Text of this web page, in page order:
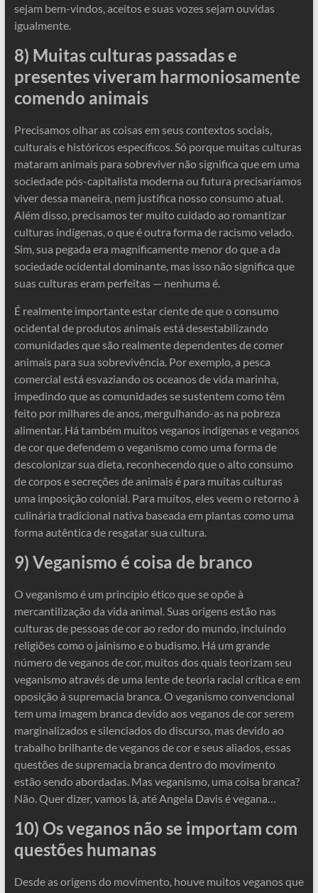
sejam bem-vindos, aceitos e suas vozes sejam ouvidas
igualmente.
8) Muitas culturas passadas e
presentes viveram harmoniosamente
comendo animais
Precisamos olhar as coisas em seus contextos sociais,
culturais e históricos específicos. Só porque muitas culturas
mataram animais para sobreviver não significa que em uma
sociedade pós-capitalista moderna ou futura precisaríamos
viver dessa maneira, nem justifica nosso consumo atual.
Além disso, precisamos ter muito cuidado ao romantizar
culturas indígenas, o que é outra forma de racismo velado.
Sim, sua pegada era magnificamente menor do que a da
sociedade ocidental dominante, mas isso não significa que
suas culturas eram perfeitas — nenhuma é.
É realmente importante estar ciente de que o consumo
ocidental de produtos animais está desestabilizando
comunidades que são realmente dependentes de comer
animais para sua sobrevivência. Por exemplo, a pesca
comercial está esvaziando os oceanos de vida marinha,
impedindo que as comunidades se sustentem como têm
feito por milhares de anos, mergulhando-as na pobreza
alimentar. Há também muitos veganos indígenas e veganos
de cor que defendem o veganismo como uma forma de
descolonizar sua dieta, reconhecendo que o alto consumo
de corpos e secreções de animais é para muitas culturas
uma imposição colonial. Para muitos, eles veem o retorno à
culinária tradicional nativa baseada em plantas como uma
forma autêntica de resgatar sua cultura.
9) Veganismo é coisa de branco
O veganismo é um princípio ético que se opõe à
mercantilização da vida animal. Suas origens estão nas
culturas de pessoas de cor ao redor do mundo, incluindo
religiões como o jainismo e o budismo. Há um grande
número de veganos de cor, muitos dos quais teorizam seu
veganismo através de uma lente de teoria racial crítica e em
oposição à supremacia branca. O veganismo convencional
tem uma imagem branca devido aos veganos de cor serem
marginalizados e silenciados do discurso, mas devido ao
trabalho brilhante de veganos de cor e seus aliados, essas
questões de supremacia branca dentro do movimento
estão sendo abordadas. Mas veganismo, uma coisa branca?
Não. Quer dizer, vamos lá, até Angela Davis é vegana…
10) Os veganos não se importam com
questões humanas
Desde as origens do movimento, houve muitos veganos que